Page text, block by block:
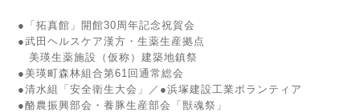
●「拓真館」開館30周年記念祝賀会
●武田ヘルスケア漢方・生薬生産拠点
美瑛生薬施設（仮称）建築地鎮祭
●美瑛町森林組合第61回通常総会
●清水組「安全衛生大会」／●浜塚建設工業ボランティア
●酪農振興部会・養豚生産部会「獣魂祭」